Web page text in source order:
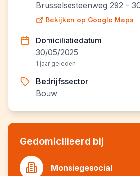
Brusselsesteenweg 292 -
Bekijken op Google Maps
Domiciliatiedatum
30/05/2025
1 jaar geleden
Bedrijfssector
Bouw
Gedomicilieerd bij
Monsiegesocial